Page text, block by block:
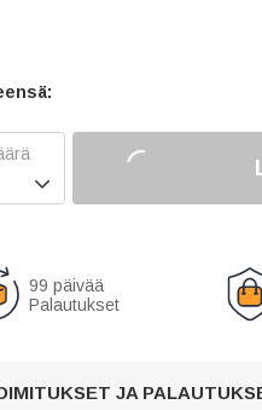

99 päivää
Palautukset
JA